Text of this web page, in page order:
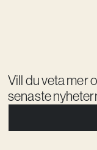
Vill du veta mer
senaste